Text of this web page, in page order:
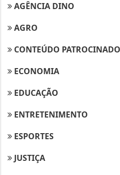
AGÊNCIA DINO
AGRO
CONTEÚDO PATROCINADO
ECONOMIA
EDUCAÇÃO
ENTRETENIMENTO
ESPORTES
JUSTIÇA